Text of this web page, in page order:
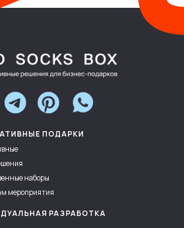
РАЗРАБОТКА
ПОДАРКИ
наборы
мероприятия